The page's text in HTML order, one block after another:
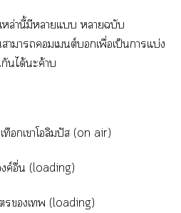
ล่านี้มีาแ าฉบับ
าาเต์เพื่อเป็นาแบ่ง
นได้ะค้าบ
อกเาโลิมปัส (on air)
ค์อื่น (loading)
เ (loading)